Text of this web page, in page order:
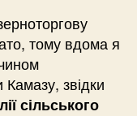
тому вдома я
звідки
сільського